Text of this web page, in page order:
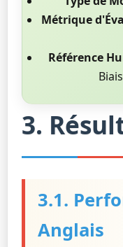
Métrique
Référence
3.
3.1.
Anglais